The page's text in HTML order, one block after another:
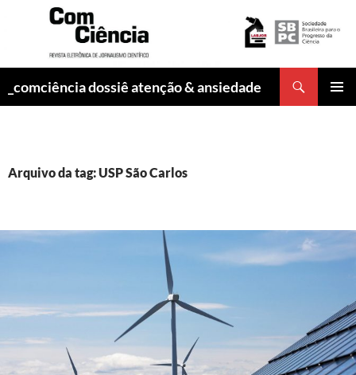
_comciência dossiê atenção & ansiedade
Arquivo da tag: USP São Carlos